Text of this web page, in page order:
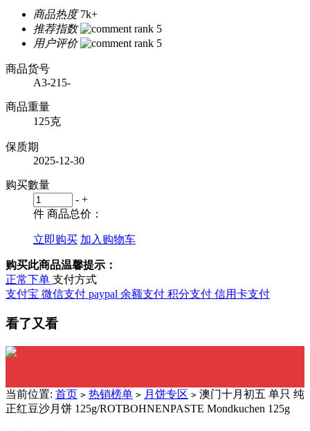
商品热度 7k+
推荐指数
用户评价
商品货号
A3-215-
商品重量
125克
保质期
2025-12-30
购买數量
- +
件 商品总价：
立即购买 加入购物车
购买此商品温馨提示：
正常下单 支付方式
支付宝 微信支付 paypal 余额支付 积分支付 信用卡支付
看了又看
当前位置: 首页 > 热销榜单 > 月饼专区 > 澳门十月初五 单只 纯
正红豆沙月饼 125g/ROTBOHNENPASTE Mondkuchen 125g